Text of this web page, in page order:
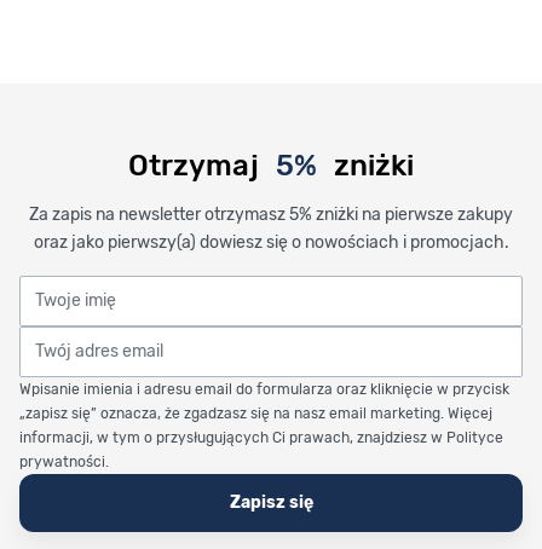
Otrzymaj 5% zniżki
Za zapis na newsletter otrzymasz 5% zniżki na pierwsze zakupy
oraz jako pierwszy(a) dowiesz się o nowościach i promocjach.
Twoje imię
Twój adres email
Wpisanie imienia i adresu email do formularza oraz kliknięcie w przycisk
„zapisz się” oznacza, że zgadzasz się na nasz email marketing. Więcej
informacji, w tym o przysługujących Ci prawach, znajdziesz w Polityce
prywatności.
Zapisz się